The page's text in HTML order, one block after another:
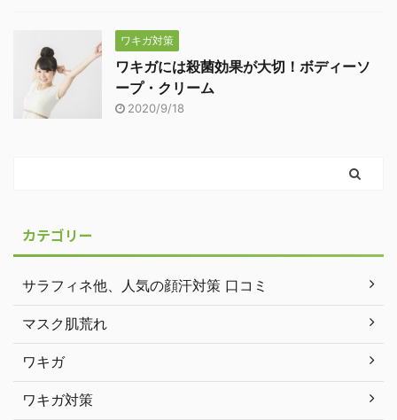
ワキガ対策
ワキガには殺菌効果が大切！ボディーソ
ープ・クリーム
2020/9/18
カテゴリー
サラフィネ他、人気の顔汗対策 口コミ
マスク肌荒れ
ワキガ
ワキガ対策